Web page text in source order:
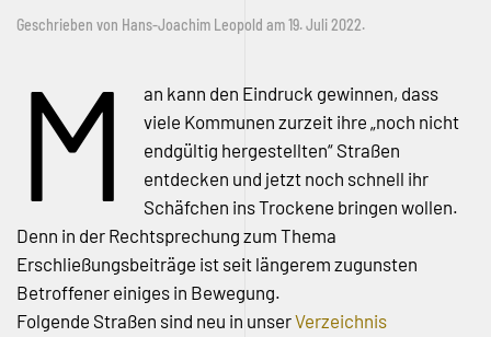
Geschrieben von Hans-Joachim Leopold am19. Juli 2022.
M
an kann den Eindruck gewinnen, dass
viele Kommunen zurzeit ihre „noch nicht
endgültig hergestellten“ Straßen
entdecken und jetzt noch schnell ihr
Schäfchen ins Trockene bringen wollen.
Denn in der Rechtsprechung zum Thema
Erschließungsbeiträge ist seit längerem zugunsten
Betroffener einiges in Bewegung.
Folgende Straßen sind neu in unserVerzeichnis